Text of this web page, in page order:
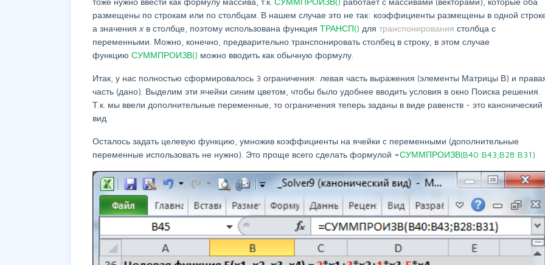
размещены по строкам или по столбцам. В нашем случае это не так: коэффициенты размещены в одной
а значения х в столбце, поэтому использована функция ТРАНСП() для транспонирования столбца с
переменными. Можно, конечно, предварительно транспонировать столбец в строку, в этом случае
функцию СУММПРОИЗВ() можно вводить как обычную формулу.
Итак, у нас полностью сформировалось 3 ограничения: левая часть выражения (элементы Матрицы В) и
часть (дано). Выделим эти ячейки синим цветом, чтобы было удобнее вводить условия в окно Поиска решения.
Т.к. мы ввели дополнительные переменные, то ограничения теперь заданы в виде равенств - это канонический
вид.
Осталось задать целевую функцию, умножив коэффициенты на ячейки с переменными (дополнительные
переменные использовать не нужно). Это проще всего сделать формулой =СУММПРОИЗВ(B40:B43;B28:B31)